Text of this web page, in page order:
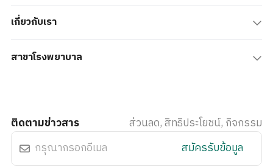
เกี่ยวกับเรา
สาขาโรงพยาบาล
ติดตามข่าวสาร
ส่วนลด, สิทธิประโยชน์, กิจกรรม
สมัครรับข้อมูล